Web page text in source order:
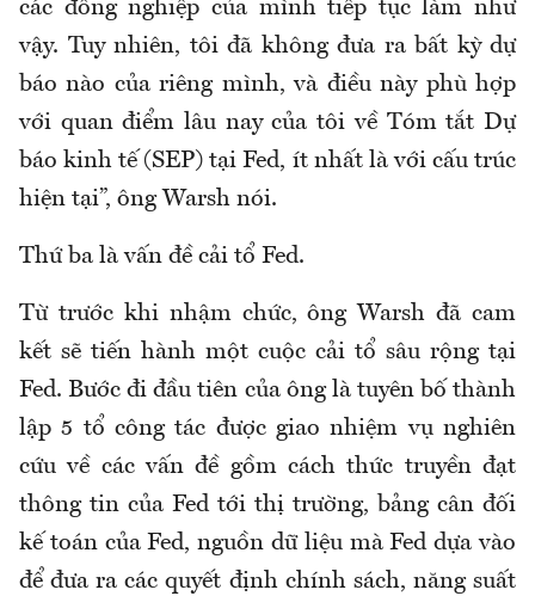
các đồng nghiệp của mình tiếp tục làm như
vậy. Tuy nhiên, tôi đã không đưa ra bất kỳ dự
báo nào của riêng mình, và điều này phù hợp
với quan điểm lâu nay của tôi về Tóm tắt Dự
báo kinh tế (SEP) tại Fed, ít nhất là với cấu trúc
hiện tại”, ông Warsh nói.
Thứ ba là vấn đề cải tổ Fed.
Từ trước khi nhậm chức, ông Warsh đã cam
kết sẽ tiến hành một cuộc cải tổ sâu rộng tại
Fed. Bước đi đầu tiên của ông là tuyên bố thành
lập 5 tổ công tác được giao nhiệm vụ nghiên
cứu về các vấn đề gồm cách thức truyền đạt
thông tin của Fed tới thị trường, bảng cân đối
kế toán của Fed, nguồn dữ liệu mà Fed dựa vào
để đưa ra các quyết định chính sách, năng suất